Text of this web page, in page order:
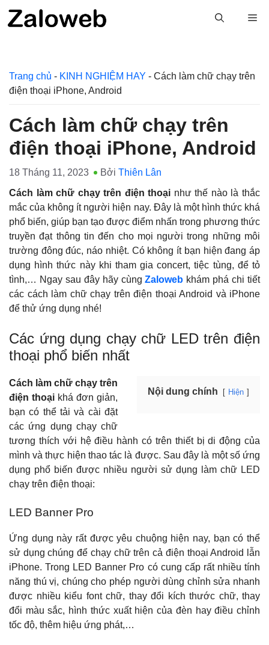
đến
Trang chủ - KINH NGHIỆM HAY - Cách làm chữ chạy trên
điện thoại iPhone, Android
Cách làm chữ chạy trên
điện thoại iPhone, Android
18 Tháng 11, 2023 Bởi Thiên Lân
Cách làm chữ chạy trên điện thoại như thế nào là thắc
mắc của không ít người hiện nay. Đây là một hình thức khá
phổ biến, giúp bạn tạo được điểm nhấn trong phương thức
truyền đạt thông tin đến cho mọi người trong những môi
trường đông đúc, náo nhiệt. Có không ít bạn hiện đang áp
dụng hình thức này khi tham gia concert, tiệc tùng, để tỏ
tình,… Ngay sau đây hãy cùngZaloweb khám phá chi tiết
các cách làm chữ chạy trên điện thoại Android và iPhone
để thử ứng dụng nhé!
Các ứng dụng chạy chữ LED trên điện
thoại phổ biến nhất
Nội dung chính Hiện
Cách làm chữ chạy trên
điện thoại khá đơn giản,
bạn có thể tải và cài đặt
các ứng dụng chạy chữ
tương thích với hệ điều hành có trên thiết bị di động của
mình và thực hiện thao tác là được. Sau đây là một số ứng
dụng phổ biến được nhiều người sử dụng làm chữ LED
chạy trên điện thoại:
LED Banner Pro
Ứng dụng này rất được yêu chuộng hiện nay, bạn có thể
sử dụng chúng để chạy chữ trên cả điện thoại Android lẫn
iPhone. Trong LED Banner Pro có cung cấp rất nhiều tính
năng thú vị, chúng cho phép người dùng chỉnh sửa nhanh
được nhiều kiểu font chữ, thay đổi kích thước chữ, thay
đổi màu sắc, hình thức xuất hiện của đèn hay điều chỉnh
tốc độ, thêm hiệu ứng phát,…